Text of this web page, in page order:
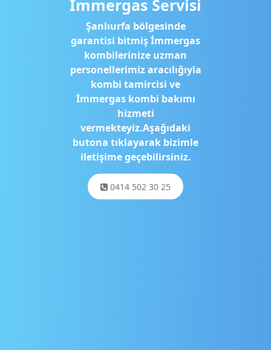
İmmergas Servisi
Şanlıurfa bölgesinde
garantisi bitmiş İmmergas
kombilerinize uzman
personellerimiz aracılığıyla
kombi tamircisi ve
İmmergas kombi bakımı
hizmeti
vermekteyiz.Aşağıdaki
butona tıklayarak bizimle
iletişime geçebilirsiniz.
0414 502 30 25